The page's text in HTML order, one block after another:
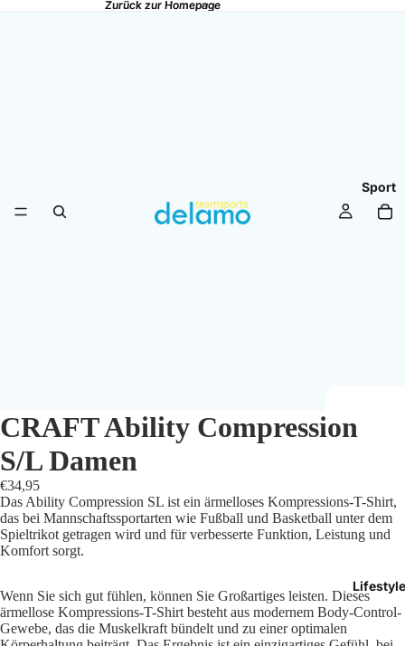
Zurück zur Homepage
Zurück zur Homepage
Sport
Lifestyle
CRAFT Ability Compression
S/L Damen
€34,95
Das Ability Compression SL ist ein ärmelloses Kompressions-T-Shirt,
das bei Mannschaftssportarten wie Fußball und Basketball unter dem
Spieltrikot getragen wird und für verbesserte Funktion, Leistung und
Komfort sorgt.
Wenn Sie sich gut fühlen, können Sie Großartiges leisten. Dieses
ärmellose Kompressions-T-Shirt besteht aus modernem Body-Control-
Gewebe, das die Muskelkraft bündelt und zu einer optimalen